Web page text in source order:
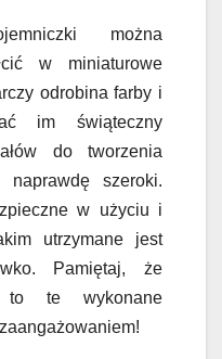
można
w miniaturowe
odrobina farby i
im świąteczny
do tworzenia
szeroki.
w użyciu i
utrzymane jest
Pamiętaj, że
to te wykonane